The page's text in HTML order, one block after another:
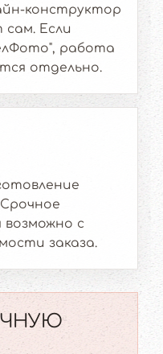
конструктор
Если
работа
отдельно.
возможно с
заказа.